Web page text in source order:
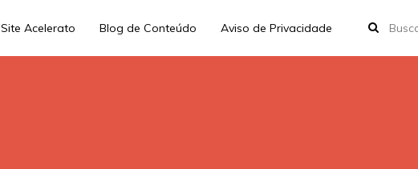
Site Acelerato Blog de Conteúdo Aviso de Privacidade